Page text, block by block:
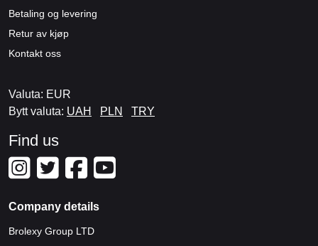
Betaling og levering
Retur av kjøp
Kontakt oss
Valuta: EUR
Bytt valuta: UAH PLN TRY
Find us
Company details
Brolexy Group LTD